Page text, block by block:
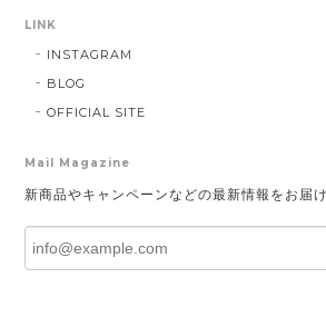
LINK
INSTAGRAM
BLOG
OFFICIAL SITE
Mail Magazine
新商品やキャンペーンなどの最新情報をお届け